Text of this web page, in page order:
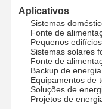
Sistema de
Sistema
sistema de
sistema de
Aplicativos
Sistemas
Fonte de
Pequenos
Sistemas solares
Fonte de
Backup de
Equipamentos de
Soluções de
Projetos de